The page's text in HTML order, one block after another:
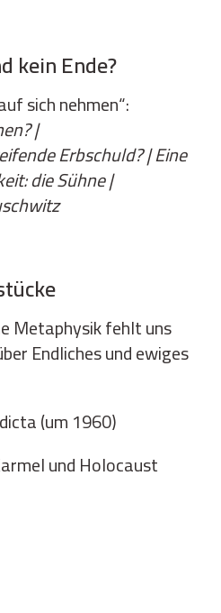
kein Ende?
sich nehmen“:
|
Erbschuld? | Eine
die Sühne |
Metaphysik fehlt uns
Endliches und ewiges
(um 1960)
und Holocaust